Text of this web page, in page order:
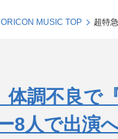
ORICON MUSIC TOP 超特
体調不良で
8人で出演